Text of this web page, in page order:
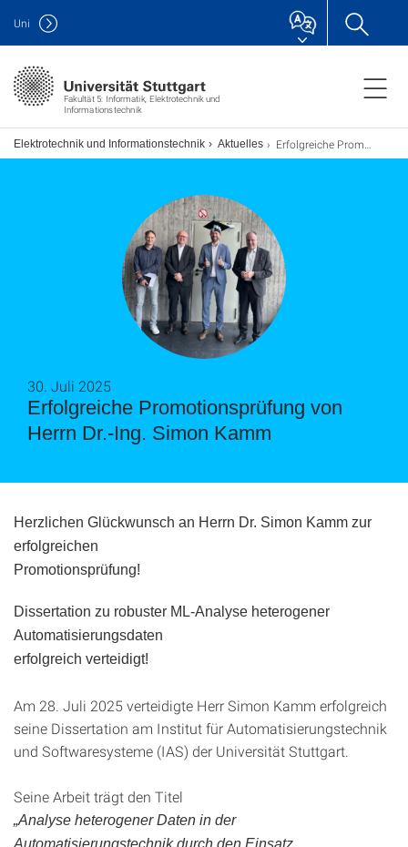
Fakultät 5: Informatik, Elektrotechnik und
Informationstechnik
Uni
Elektrotechnik und Informationstechnik Aktuelles Erfolgreiche Promotionsprüfung von Herrn Dr.-Ing. Simon Kamm
Erfolgreiche Promotionsprüfung von
Herrn Dr.-Ing. Simon Kamm
30. Juli 2025
Herzlichen Glückwunsch an Herrn Dr. Simon Kamm zur
erfolgreichen
Promotionsprüfung!
Dissertation zu robuster ML-Analyse heterogener
Automatisierungsdaten
erfolgreich verteidigt!
Am 28. Juli 2025 verteidigte Herr Simon Kamm erfolgreich
seine Dissertation am Institut für Automatisierungstechnik
und Softwaresysteme (IAS) der Universität Stuttgart.
Seine Arbeit trägt den Titel
„Analyse heterogener Daten in der
Automatisierungstechnik durch den Einsatz